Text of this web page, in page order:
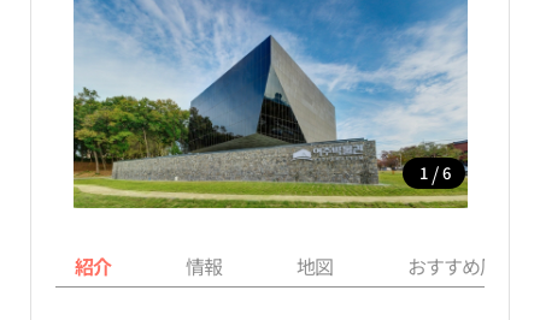
1 / 6
紹介 情報 地図 おすすめ周辺